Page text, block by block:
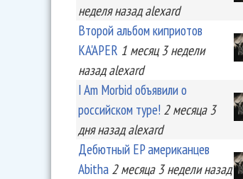
неделяназад alexard
Второй альбом киприотов
KA'APER 1 месяц 3 недели
назад alexard
I Am Morbid объявили о
российском туре! 2 месяца 3
дняназад alexard
Дебютный EP американцев
Abitha 2 месяца 3 неделиназад